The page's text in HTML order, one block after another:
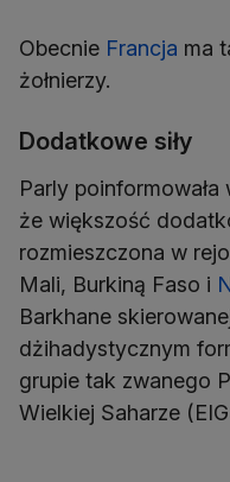
Obecnie Francja ma
żołnierzy.
Dodatkowe siły
Parly
że większość
rozmieszczona w
Mali, Burkiną Faso i
Barkhane
dżihadystycznym
grupie tak zwanego
Wielkiej Saharze